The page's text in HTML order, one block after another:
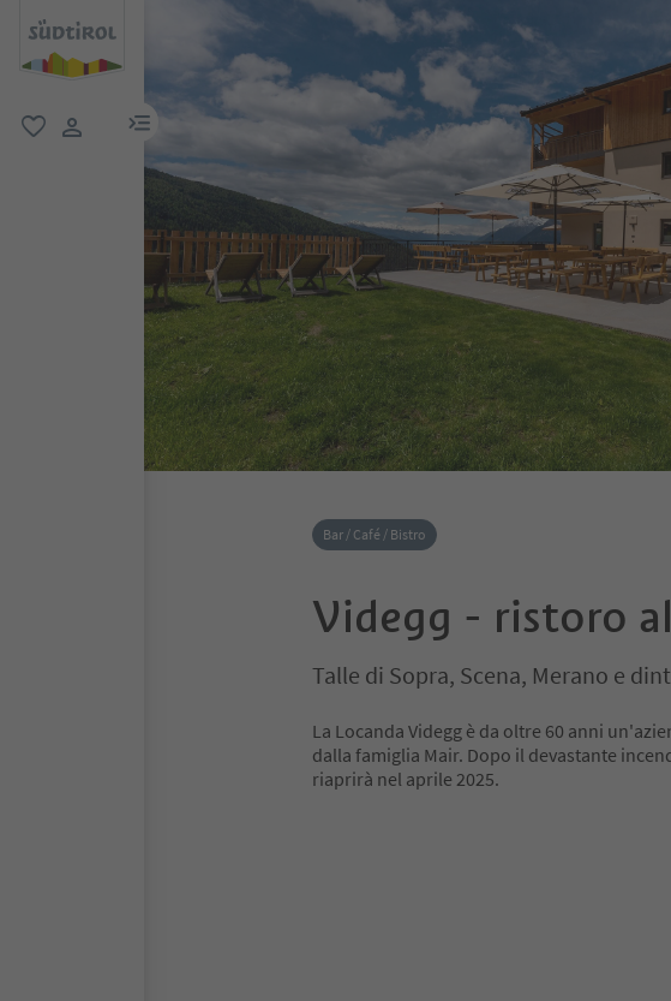
menu link
Bar / Café / Bistro
Videgg - ristoro
Talle di Sopra, Scena, Merano e
La Locanda Videgg è da oltre 60 anni
dalla famiglia Mair. Dopo il devastante
riaprirà nel aprile 2025.